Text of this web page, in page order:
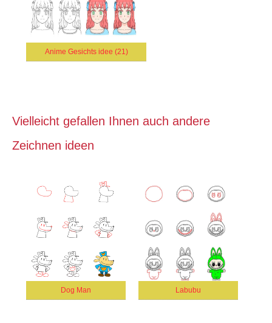
Anime Gesichts idee (21)
Vielleicht gefallen Ihnen auch andere
Zeichnen ideen
Dog Man Labubu